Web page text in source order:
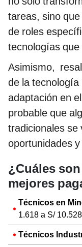
tareas, sino
de roles
tecnologías
Asimismo,
de la
adaptación en
probable que
tradicionales se
oportunidades
¿Cuáles
mejores
Técnicos en
1.618 a S/ 10.528
Técnicos